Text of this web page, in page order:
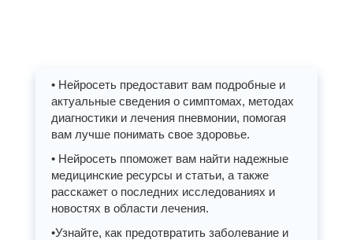
• Нейросеть предоставит вам подробные и
актуальные сведения о симптомах, методах
диагностики и лечения пневмонии, помогая
вам лучше понимать свое здоровье.
• Нейросеть ппоможет вам найти надежные
медицинские ресурсы и статьи, а также
расскажет о последних исследованиях и
новостях в области лечения.
•Узнайте, как предотвратить заболевание и